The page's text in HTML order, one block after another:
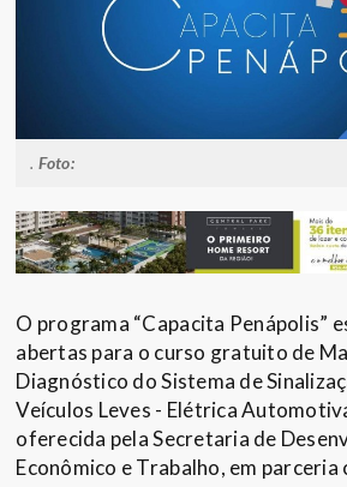
. Foto:
O programa “Capacita Penápolis”
abertas para o curso gratuito de
Diagnóstico do Sistema de
Veículos Leves - Elétrica
oferecida pela Secretaria de
Econômico e Trabalho, em parceria